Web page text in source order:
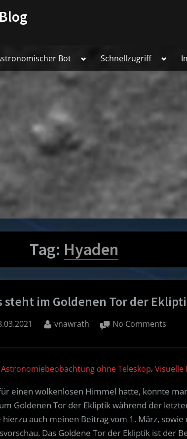
Bot Toggle
menu
Schnellzugriff Toggle
menu
Tag: Hyaden
steht im Goldenen Tor der
By
vnawrath No Comments
steht
Tor
der
Astronomiebeobachtung ohne Teleskop,Visuelle
einen wolkenlosen Himmel hatte, konnte
Goldenen Tor der Ekliptik während der
hierzu auch meinen Beitrag vom 1. März, sowie
Das Goldene Tor der Ekliptik ist der